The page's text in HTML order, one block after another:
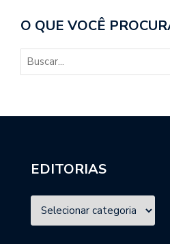
O QUE VOCÊ
EDITORIAS